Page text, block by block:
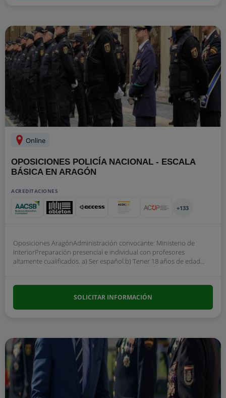
Online
OPOSICIONES POLICÍA NACIONAL - ESCALA
BÁSICA EN ARAGÓN
ACREDITACIONES
+133
Oposiciones AragónAdministración convocante: Ministerio de
InteriorPreparación presencial e individual con profesores
altamente cualificados. a) Ser español.b) Tener 18 años de edad...
SOLICITAR INFORMACIÓN